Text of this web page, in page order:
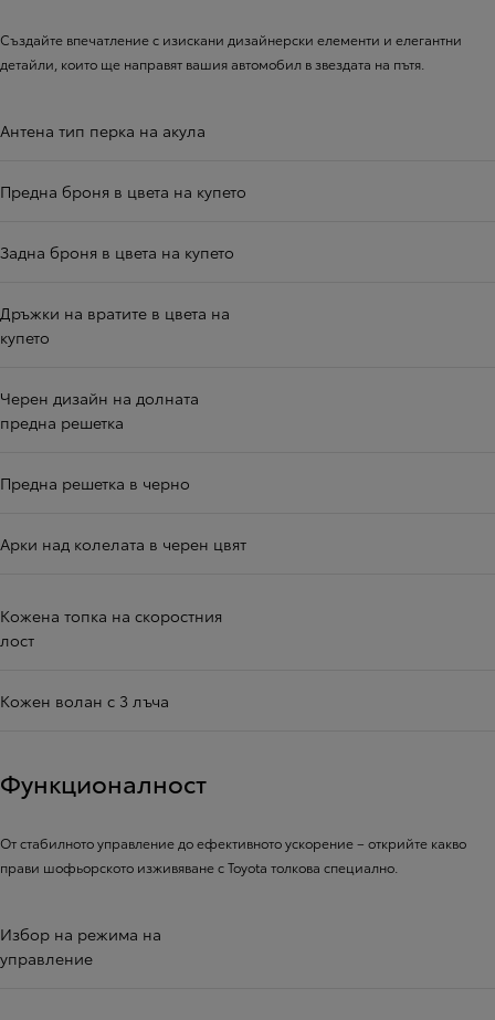
Създайте впечатление с изискани дизайнерски елементи и елегантни
детайли, които ще направят вашия автомобил в звездата на пътя.
Антена тип перка на акула
Предна броня в цвета на купето
Задна броня в цвета на купето
Дръжки на вратите в цвета на
купето
Черен дизайн на долната
предна решетка
Предна решетка в черно
Арки над колелата в черен цвят
Кожена топка на скоростния
лост
Кожен волан с 3 лъча
Функционалност
От стабилното управление до ефективното ускорение – открийте какво
прави шофьорското изживяване с Toyota толкова специално.
Избор на режима на
управление